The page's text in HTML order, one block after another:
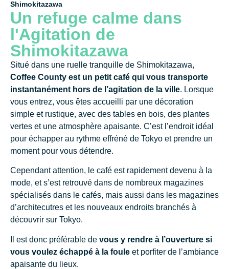
Shimokitazawa
Un refuge calme dans
l'Agitation de
Shimokitazawa
Situé dans une ruelle tranquille de Shimokitazawa,
Coffee County est un petit café qui vous transporte
instantanément hors de l’agitation de la ville. Lorsque
vous entrez, vous êtes accueilli par une décoration
simple et rustique, avec des tables en bois, des plantes
vertes et une atmosphère apaisante. C’est l’endroit idéal
pour échapper au rythme effréné de Tokyo et prendre un
moment pour vous détendre.
Cependant attention, le café est rapidement devenu à la
mode, et s’est retrouvé dans de nombreux magazines
spécialisés dans le cafés, mais aussi dans les magazines
d’architecutres et les nouveaux endroits branchés à
découvrir sur Tokyo.
Il est donc préférable de vous y rendre à l’ouverture si
vous voulez échappé à la foule et porfiter de l’ambiance
apaisante du lieux.